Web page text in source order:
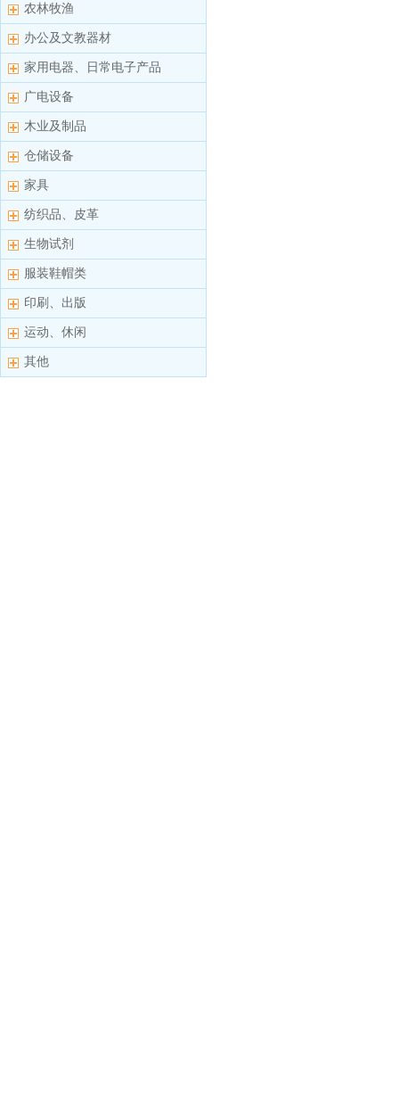
农林牧渔
办公及文教器材
家用电器、日常电子产品
广电设备
木业及制品
仓储设备
家具
纺织品、皮革
生物试剂
服装鞋帽类
印刷、出版
运动、休闲
其他